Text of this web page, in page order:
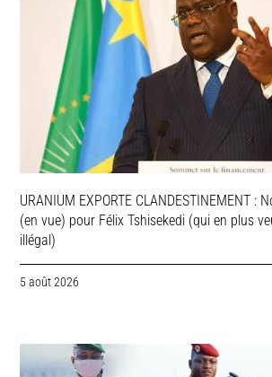
URANIUM EXPORTE CLANDESTINEMENT :
(en vue) pour Félix Tshisekedi (qui en plus
illégal)
5 août 2026